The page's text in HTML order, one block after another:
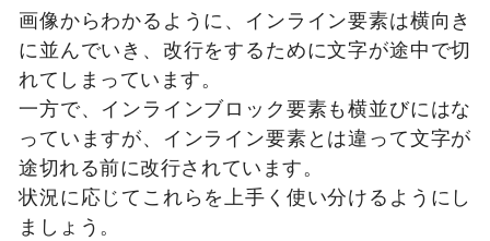
</span>
        <span class="
inline">インライン要素
</span>
        <span class="
inline">インライン要素
</span>
        <span class="
inline">インライン要素
</span>
  color: white;
}
.inline {
display: inline;
}
.inline-block{
display: inline-block;
画像からわかるように、インライン要素は横向き
に並んでいき、改行をするために文字が途中で切
れてしまっています。
一方で、インラインブロック要素も横並びにはな
っていますが、インライン要素とは違って文字が
途切れる前に改行されています。
状況に応じてこれらを上手く使い分けるようにし
ましょう。